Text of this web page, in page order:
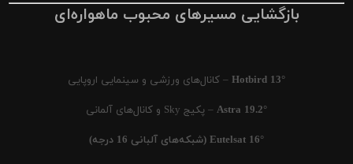
بازگشایی مسیرهای محبوب ماهواره‌ای
Hotbird 13° – کانال‌های ورزشی و سینمایی اروپایی
Astra 19.2° – پکیج Sky و کانال‌های آلمانی
Eutelsat 16° (شبکه‌های آلبانی 16 درجه)